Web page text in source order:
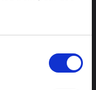
حاليًا بتفشي فيروس
الأخبار والتطورات